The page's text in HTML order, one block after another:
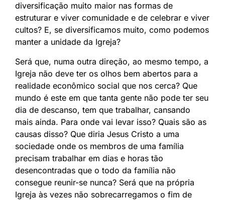
diversificação muito maior nas formas de
estruturar e viver comunidade e de celebrar e viver
cultos? E, se diversificamos muito, como podemos
manter a unidade da Igreja?
Será que, numa outra direção, ao mesmo tempo, a
Igreja não deve ter os olhos bem abertos para a
realidade econômico social que nos cerca? Que
mundo é este em que tanta gente não pode ter seu
dia de descanso, tem que trabalhar, cansando
mais ainda. Para onde vai levar isso? Quais são as
causas disso? Que diria Jesus Cristo a uma
sociedade onde os membros de uma família
precisam trabalhar em dias e horas tão
desencontradas que o todo da família não
consegue reunir-se nunca? Será que na própria
Igreja às vezes não sobrecarregamos o fim de